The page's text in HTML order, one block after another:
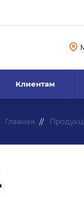
Клиентам
Главная